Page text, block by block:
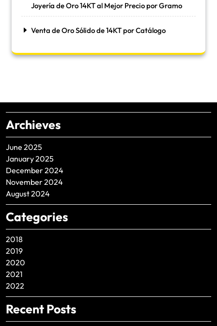
Joyería de Oro 14KT al Mejor Precio por Gramo
Venta de Oro Sólido de 14KT por Catálogo
Archieves
June 2025
January 2025
December 2024
November 2024
August 2024
Categories
2018
2019
2020
2021
2022
Recent Posts